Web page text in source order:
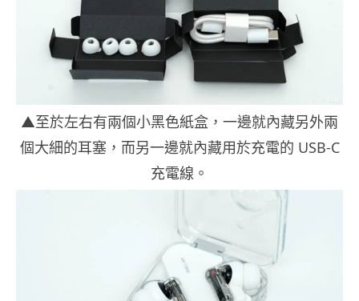
▲至於左右有兩個小黑色紙盒，一邊就內藏另外兩
個大細的耳塞，而另一邊就內藏用於充電的 USB-C
充電線。